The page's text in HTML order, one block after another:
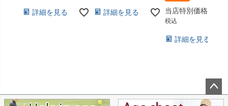
詳細を見る 詳細を見る 当店特別価格
税込
詳細を見る
ペー